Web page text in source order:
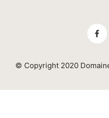
© Copyright 2020